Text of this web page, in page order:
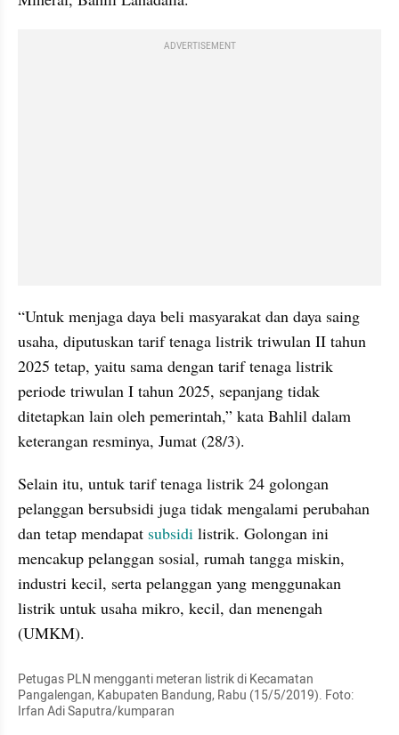
ADVERTISEMENT
“Untuk menjaga daya beli masyarakat dan daya saing
usaha, diputuskan tarif tenaga listrik triwulan II tahun
2025 tetap, yaitu sama dengan tarif tenaga listrik
periode triwulan I tahun 2025, sepanjang tidak
ditetapkan lain oleh pemerintah,” kata Bahlil dalam
keterangan resminya, Jumat (28/3).
Selain itu, untuk tarif tenaga listrik 24 golongan
pelanggan bersubsidi juga tidak mengalami perubahan
dan tetap mendapat subsidi listrik. Golongan ini
mencakup pelanggan sosial, rumah tangga miskin,
industri kecil, serta pelanggan yang menggunakan
listrik untuk usaha mikro, kecil, dan menengah
(UMKM).
Petugas PLN mengganti meteran listrik di Kecamatan
Pangalengan, Kabupaten Bandung, Rabu (15/5/2019). Foto:
Irfan Adi Saputra/kumparan